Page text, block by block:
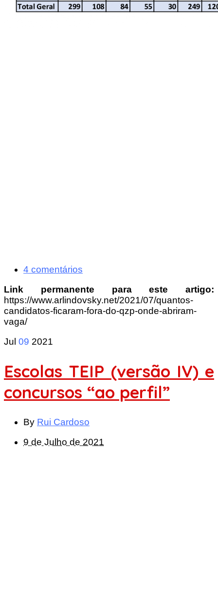
4 comentários
Link permanente para este artigo:
https://www.arlindovsky.net/2021/07/quantos-
candidatos-ficaram-fora-do-qzp-onde-abriram-
vaga/
Jul 09 2021
Escolas TEIP (versão IV) e
concursos “ao perfil”
By Rui Cardoso
9 de Julho de 2021